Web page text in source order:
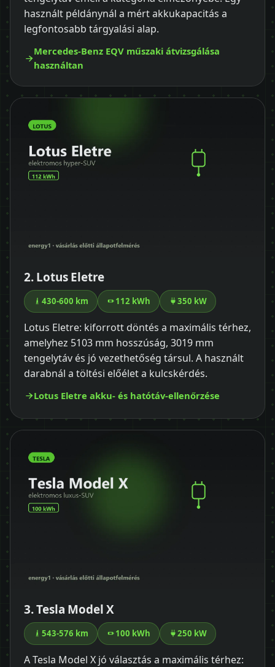
használt példánynál a mért akkukapacitás a
legfontosabb tárgyalási alap.
Mercedes-Benz EQV műszaki átvizsgálása
használtan
2. Lotus Eletre
430-600 km 112 kWh 350 kW
Lotus Eletre: kiforrott döntés a maximális térhez,
amelyhez 5103 mm hosszúság, 3019 mm
tengelytáv és jó vezethetőség társul. A használt
darabnál a töltési előélet a kulcskérdés.
Lotus Eletre akku- és hatótáv-ellenőrzése
3. Tesla Model X
543-576 km 100 kWh 250 kW
A Tesla Model X jó választás a maximális térhez: